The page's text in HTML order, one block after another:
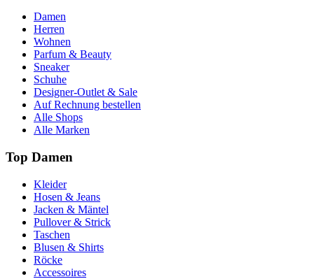
Damen
Herren
Wohnen
Parfum & Beauty
Sneaker
Schuhe
Designer-Outlet & Sale
Auf Rechnung bestellen
Alle Shops
Alle Marken
Top Damen
Kleider
Hosen & Jeans
Jacken & Mäntel
Pullover & Strick
Taschen
Blusen & Shirts
Röcke
Accessoires